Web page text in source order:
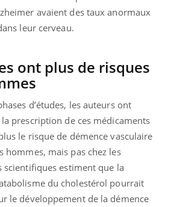
avaient des taux anormaux
leur cerveau.
ont plus de risques
d’études, les auteurs ont
prescription de ces médicaments
le risque de démence vasculaire
hommes, mais pas chez les
scientifiques estiment que la
du cholestérol pourrait
le développement de la démence